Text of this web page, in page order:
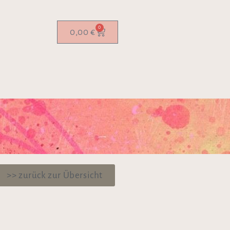
0,00 € 0
>> zurück zur Übersicht